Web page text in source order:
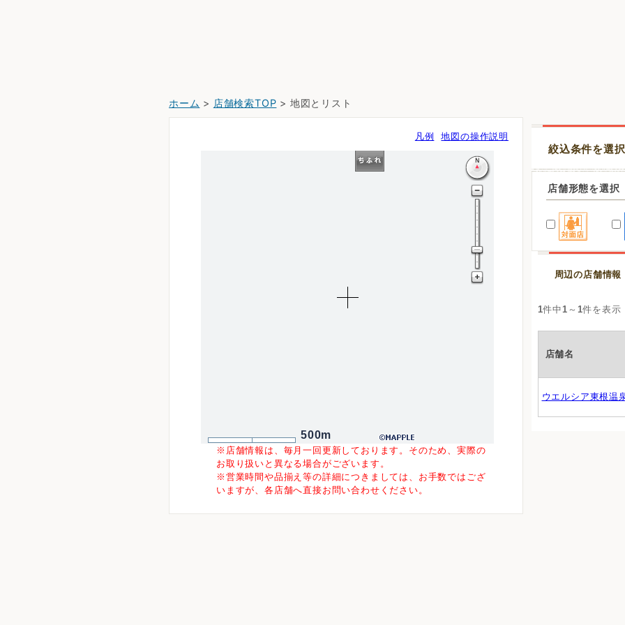
ホーム > 店舗検索TOP > 地図とリスト
凡例 地図の操作説明
500m
※店舗情報は、毎月一回更新しております。そのため、実際の
お取り扱いと異なる場合がございます。
※営業時間や品揃え等の詳細につきましては、お手数ではござ
いますが、各店舗へ直接お問い合わせください。
絞込条件を選
店舗形態を選択
周辺の店舗情報
1件中 1 ～ 1件を表示
店舗名
ウエルシア東根温